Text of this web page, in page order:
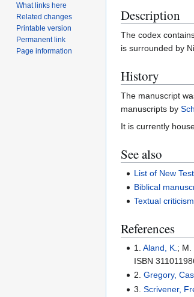
Description
The codex
is surrounded by
History
The manuscript
manuscripts by
It is currently
See also
List of New
Biblical
Textual criticism
References
1.Aland, K. ; M.
ISBN
2.Gregory,
3.Scrivener,
What links here
Related changes
Printable version
Permanent link
Page information